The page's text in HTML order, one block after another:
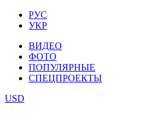
РУС
УКР
ВИДЕО
ФОТО
ПОПУЛЯРНЫЕ
СПЕЦПРОЕКТЫ
USD